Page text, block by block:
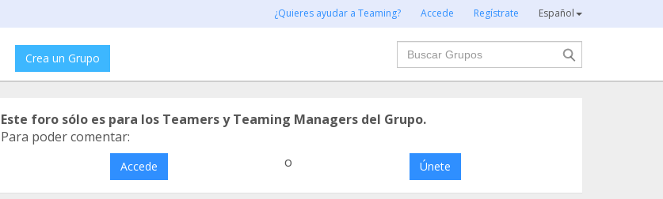
¿Quieres ayudar a Teaming? Accede Regístrate Español
Crea un Grupo
Buscar
Este foro sólo es para los Teamers y Teaming Managers del Grupo.
Para poder comentar:
Accede o Únete